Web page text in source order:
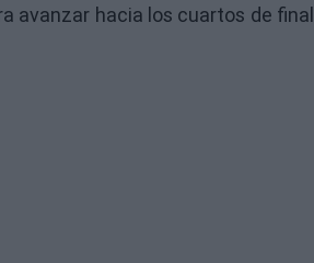
avanzar hacia los cuartos de final